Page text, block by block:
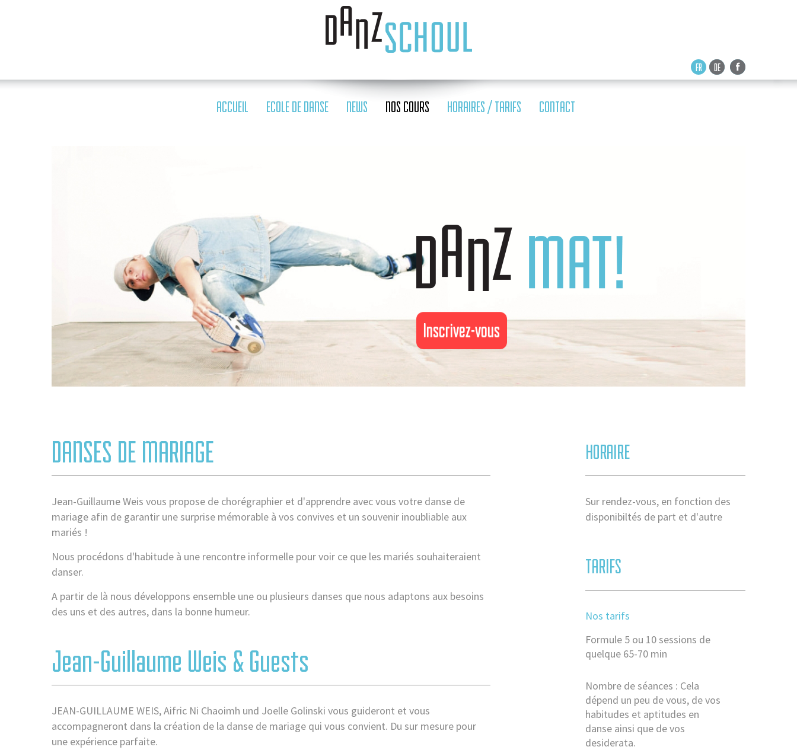
FR DE
ACCUEIL ECOLE DE DANSE NEWS NOS COURS HORAIRES / TARIFS CONTACT
Inscrivez-vous
DANSES DE MARIAGE
Jean-Guillaume Weis vous propose de chorégraphier et d'apprendre avec vous votre danse de
mariage afin de garantir une surprise mémorable à vos convives et un souvenir inoubliable aux
mariés !
Nous procédons d'habitude à une rencontre informelle pour voir ce que les mariés souhaiteraient
danser.
A partir de là nous développons ensemble une ou plusieurs danses que nous adaptons aux besoins
des uns et des autres, dans la bonne humeur.
Jean-Guillaume Weis & Guests
JEAN-GUILLAUME WEIS, Aifric Ni Chaoimh und Joelle Golinski vous guideront et vous
accompagneront dans la création de la danse de mariage qui vous convient. Du sur mesure pour
une expérience parfaite.
HORAIRE
Sur rendez-vous, en fonction des
disponibiltés de part et d'autre
TARIFS
Nos tarifs
Formule 5 ou 10 sessions de
quelque 65-70 min
Nombre de séances : Cela
dépend un peu de vous, de vos
habitudes et aptitudes en
danse ainsi que de vos
desiderata.